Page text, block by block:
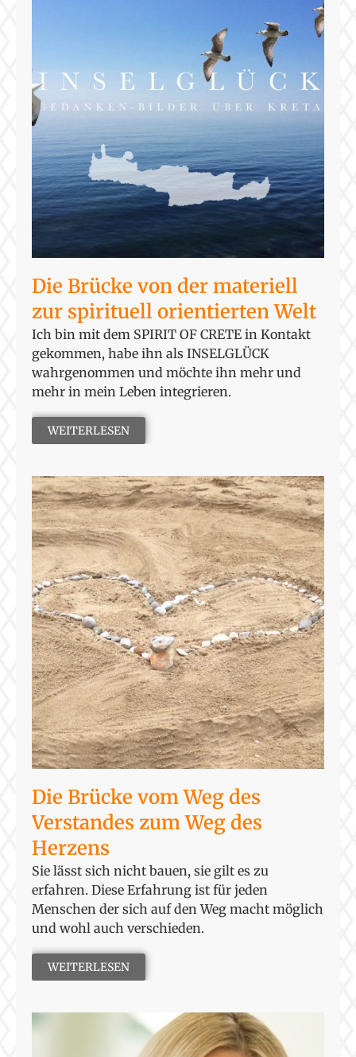
Die Brücke von der materiell
zur spirituell orientierten Welt
Ich bin mit dem SPIRIT OF CRETE in Kontakt
gekommen, habe ihn als INSELGLÜCK
wahrgenommen und möchte ihn mehr und
mehr in mein Leben integrieren.
WEITERLESEN
Die Brücke vom Weg des
Verstandes zum Weg des
Herzens
Sie lässt sich nicht bauen, sie gilt es zu
erfahren. Diese Erfahrung ist für jeden
Menschen der sich auf den Weg macht möglich
und wohl auch verschieden.
WEITERLESEN